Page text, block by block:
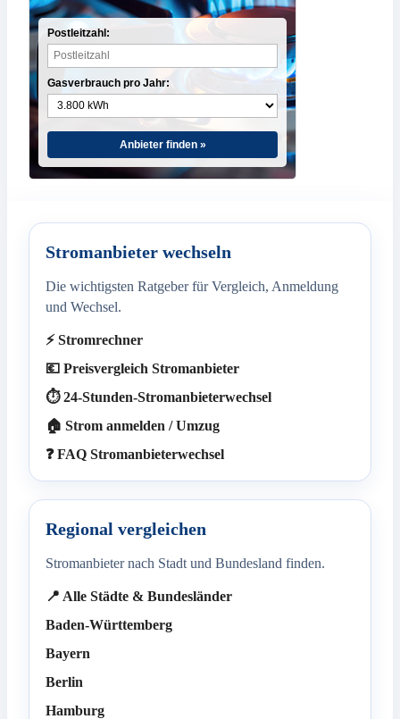
Postleitzahl:
Gasverbrauch pro Jahr:
Anbieter finden »
Stromanbieter wechseln
Die wichtigsten Ratgeber für Vergleich, Anmeldung
und Wechsel.
⚡ Stromrechner
💶 Preisvergleich Stromanbieter
⏱️ 24-Stunden-Stromanbieterwechsel
🏠 Strom anmelden / Umzug
❓ FAQ Stromanbieterwechsel
Regional vergleichen
Stromanbieter nach Stadt und Bundesland finden.
📍 Alle Städte & Bundesländer
Baden-Württemberg
Bayern
Berlin
Hamburg